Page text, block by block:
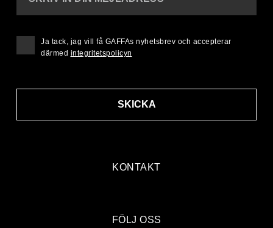
KONTAKT
SKICKA
Ja tack, jag vill få GAFFAs nyhetsbrev och accepterar
därmed integritetspolicyn
FÖLJ OSS